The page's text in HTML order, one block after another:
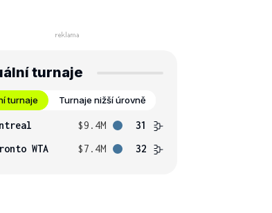
turnaje
turnaje Turnaje nižší úrovně
$9.4M
31
WTA
$7.4M 32